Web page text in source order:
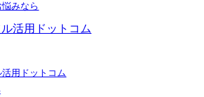
みなら
用ドットコム